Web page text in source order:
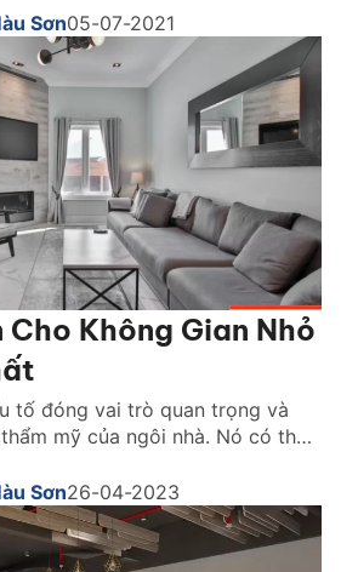
được nội thất phòng ngủ
mà biết cách lựa chọn màu sơn
Sơn05-07-2021
Cho Không Gian Nhỏ
tố đóng vai trò quan trọng và
mỹ của ngôi nhà. Nó có thể
mà nó mang lại. Việc lựa chọn
không gian nhà […]
Sơn26-04-2023